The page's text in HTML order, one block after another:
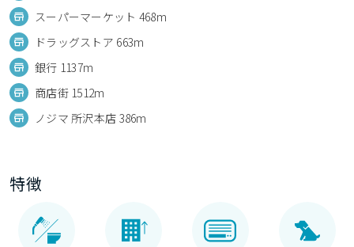
スーパーマーケット 468m
ドラッグストア 663m
銀行 1137m
商店街 1512m
ノジマ 所沢本店 386m
特徴